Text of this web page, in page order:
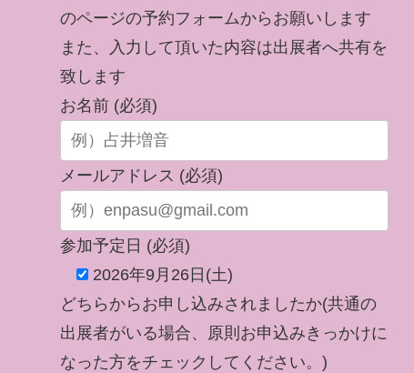
のページの予約フォームからお願いします
また、入力して頂いた内容は出展者へ共有を
致します
お名前 (必須)
メールアドレス (必須)
参加予定日 (必須)
2026年9月26日(土)
どちらからお申し込みされましたか(共通の
出展者がいる場合、原則お申込みきっかけに
なった方をチェックしてください。)